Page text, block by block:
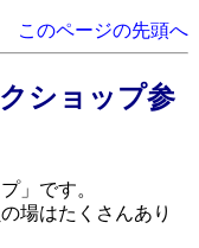
このページの先頭へ
ショップ参
」です。
場はたくさんあり